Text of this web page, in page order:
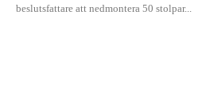
beslutsfattare att nedmontera 50 stolpar...